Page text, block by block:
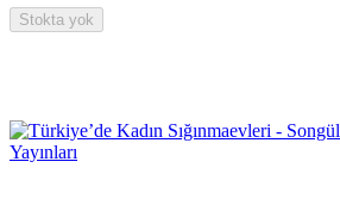
Stokta yok